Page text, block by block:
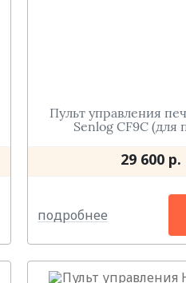
Пульт управления
Senlog CF9С (для
29 600 р.
подробнее